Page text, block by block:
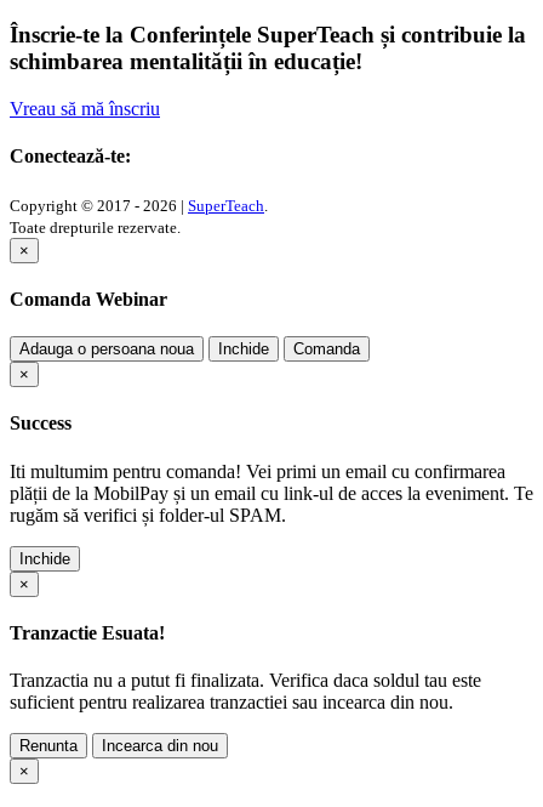
Înscrie-te la Conferințele SuperTeach și contribuie la
schimbarea mentalității în educație!
Vreau să mă înscriu
Conectează-te:
Copyright © 2017 - 2026 | SuperTeach
Toate drepturile rezervate.
×
Comanda Webinar
Adauga o persoana noua Inchide
Comanda
×
Success
Iti multumim pentru comanda! Vei primi un email cu confirmarea
plății de la MobilPay și un email cu link-ul de acces la eveniment. Te
rugăm să verifici și folder-ul SPAM.
Inchide
×
Tranzactie Esuata!
Tranzactia nu a putut fi finalizata. Verifica daca soldul tau este
suficient pentru realizarea tranzactiei sau incearca din nou.
Renunta
Incearca din nou
×